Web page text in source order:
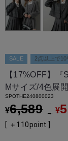
SALE 2点以上で
【17%OFF】
Mサイズ/4色展
SPOTHE240800023
¥6,589 → ¥
[ ＋ 110point ]